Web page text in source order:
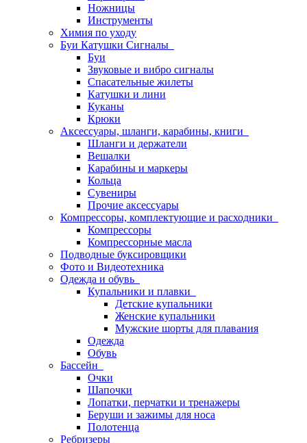
Ножницы
Инструменты
Химия по уходу
Буи Катушки Сигналы
Буи
Звуковые и вибро сигналы
Спасательные жилеты
Катушки и лини
Куканы
Крюки
Аксессуары, шланги, карабины, книги
Шланги и держатели
Вешалки
Карабины и маркеры
Кольца
Сувениры
Прочие аксессуары
Компрессоры, комплектующие и расходники
Компрессоры
Компрессорные масла
Подводные буксировщики
Фото и Видеотехника
Одежда и обувь
Купальники и плавки
Детские купальники
Женские купальники
Мужские шорты для плавания
Одежда
Обувь
Бассейн
Очки
Шапочки
Лопатки, перчатки и тренажеры
Беруши и зажимы для носа
Полотенца
Ребризеры